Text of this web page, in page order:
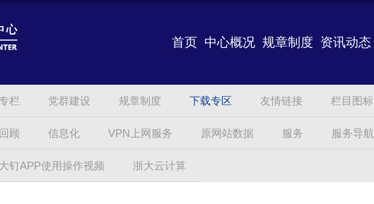
首页 中心概况 规章制度 资讯动态
栏 党群建设 规章制度 下载专区 友情链接 栏目图标
顾 信息化 VPN上网服务 原网站数据 服务 服务导航
钉APP使用操作视频 浙大云计算